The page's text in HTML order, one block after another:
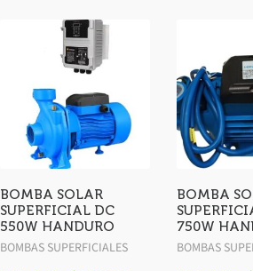
BOMBA SOLAR
SUPERFICIAL DC
550W HANDURO
BOMBAS SUPERFICIALES
BOMBA
750W
BOMBAS